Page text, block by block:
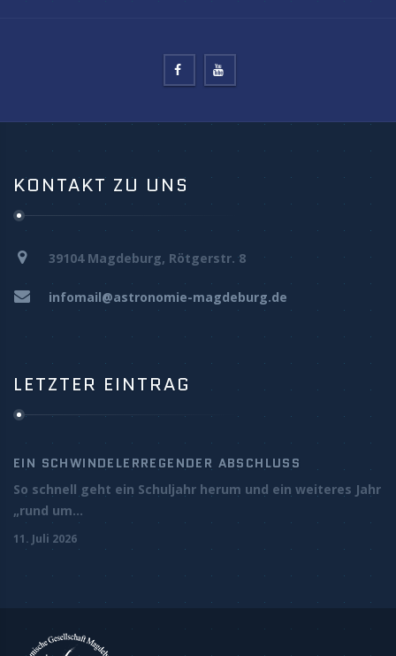
KONTAKT ZU UNS
39104 Magdeburg, Rötgerstr. 8
infomail@astronomie-magdeburg.de
LETZTER EINTRAG
EIN SCHWINDELERREGENDER ABSCHLUSS
So schnell geht ein Schuljahr herum und ein weiteres Jahr
„rund um...
11. Juli 2026